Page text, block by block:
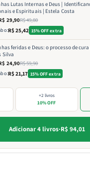
Lutas Internas e Deus |
e Espirituais | Estela Costa
29,90R$ 49,80
R$ 25,42 15% OFF extra
feridas e Deus: o processo de
Silva
24,90R$ 59,90
R$ 21,17 15% OFF extra
+2 livros
10% OFF
Adicionar 4 livros·R$ 94,01